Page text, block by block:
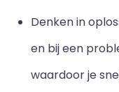
Denken in
en bij een
waardoor je